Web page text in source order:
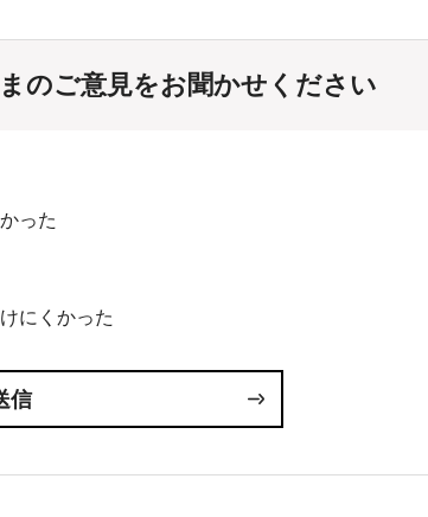
のご意見をお聞かせください
った
にくかった